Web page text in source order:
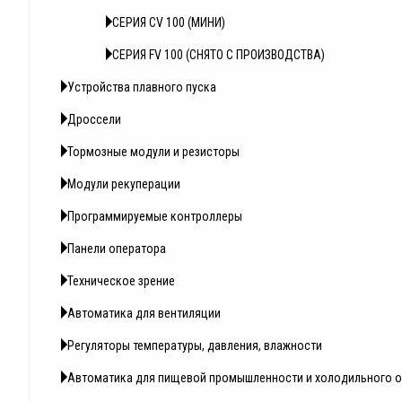
СЕРИЯ СV 100 (МИНИ)
СЕРИЯ FV 100 (СНЯТО С ПРОИЗВОДСТВА)
Устройства плавного пуска
Дроссели
Тормозные модули и резисторы
Модули рекуперации
Программируемые контроллеры
Панели оператора
Техническое зрение
Автоматика для вентиляции
Регуляторы температуры, давления, влажности
Автоматика для пищевой промышленности и холодильного